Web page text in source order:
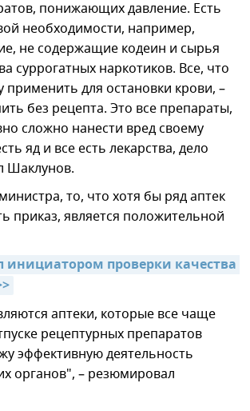
понижающих давление. Есть
необходимости, например,
не содержащие кодеин и сырья
суррогатных наркотиков. Все, что
для остановки крови, –
без рецепта. Это все препараты,
сложно нанести вред своему
яд и все есть лекарства, дело
Шаклунов.
то, что хотя бы ряд аптек
приказ, является положительной
проверки качества
аптеки, которые все чаще
рецептурных препаратов
эффективную деятельность
органов", – резюмировал